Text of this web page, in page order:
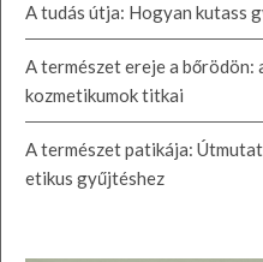
A tudás útja: Hogyan kutass
A természet ereje a bőrödön:
kozmetikumok titkai
A természet patikája:
etikus gyűjtéshez